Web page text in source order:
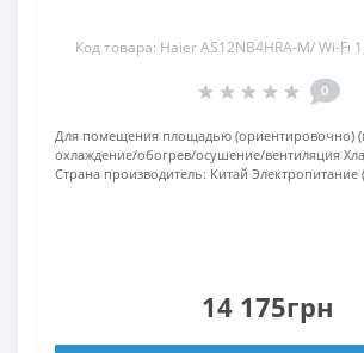
Код товара: Haier AS12NB4HRA-M/ Wi-Fi
0
Для помещения площадью (ориентировочно)
охлаждение/обогрев/осушение/вентиляция
Страна производитель: Китай Электропитание
14 175грн